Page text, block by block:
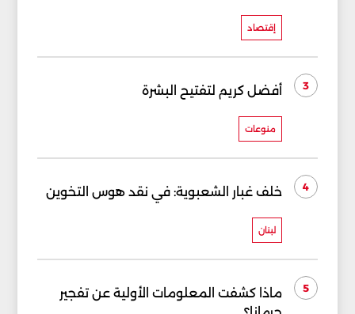
إقتصاد
3 أفضل كريم لتفتيح البشرة
منوعات
4 خلف غبار الشعبوية: في نقد هوس التخوين
لبنان
5
ماذا كشفت المعلومات الأولية عن تفجير